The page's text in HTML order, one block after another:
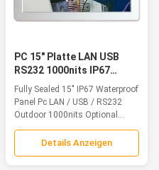
PC 15" Platte LAN USB
RS232 1000nits IP67
Größen-Ebene versiegelte
völlig
Fully Sealed 15" IP67 Waterproof
Panel Pc LAN / USB / RS232
Outdoor 1000nits Optional
7*24...
Details Anzeigen